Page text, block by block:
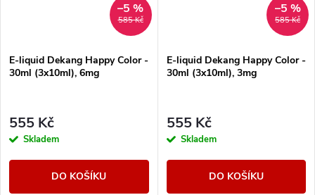
585 Kč
–5 %
E-liquid Dekang Happy Color -
30ml (3x10ml), 6mg
555 Kč
Skladem
DO KOŠÍKU
585 Kč
–5 %
E-liquid Dekang Happy Color -
30ml (3x10ml), 3mg
555 Kč
Skladem
DO KOŠÍKU